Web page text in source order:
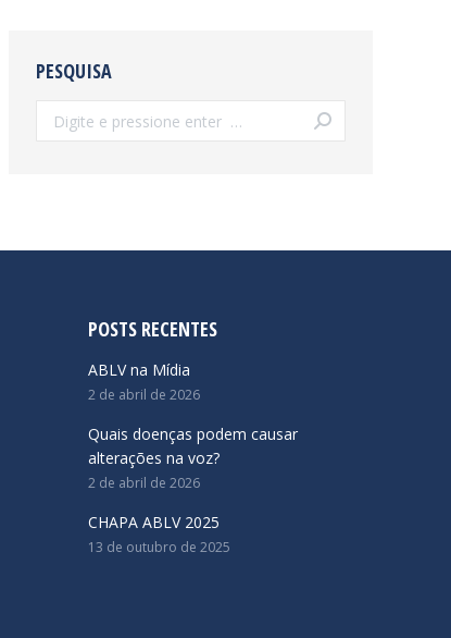
PESQUISA
Search:
POSTS RECENTES
ABLV na Mídia
2 de abril de 2026
Quais doenças podem causar
alterações na voz?
2 de abril de 2026
CHAPA ABLV 2025
13 de outubro de 2025